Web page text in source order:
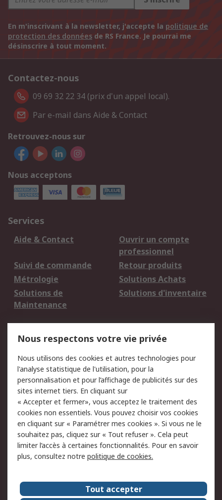
En m'inscrivant à la newsletter, j'accepte la politique de
protection des données de RS France. Je pourrai me
désinscrire à tout moment.
Contactez-nous
09 69 32 22 34 (prix d'un appel local).
Par e-mail dans Aide & Contact
Retrouvez-nous sur
Nous acceptons
Services
Aide & Contact
Ouvrir un compte
professionnel
Suivi de commande
Retour produits
Métrologie
Solutions Achats
Solutions de
Maintenance
Solutions d'inventaire
du site
Politique de protection
des données - Mise à
jour
Sécurité des E-mails
Conditions générales
de vente
Politique anti-
corruption
Campagnes marketing
A propos de RS
A propos de RS France
Evénements
Le groupe RS Group Plc
Presse
Nous respectons votre vie privée
Nous utilisons des cookies et autres technologies pour
l'analyse statistique de l'utilisation, pour la
personnalisation et pour l’affichage de publicités sur des
sites internet tiers. En cliquant sur
« Accepter et fermer», vous acceptez le traitement des
cookies non essentiels. Vous pouvez choisir vos cookies
en cliquant sur « Paramétrer mes cookies ». Si vous ne le
souhaitez pas, cliquez sur « Tout refuser ». Cela peut
limiter l’accès à certaines fonctionnalités. Pour en savoir
plus, consultez notre politique de cookies.
Tout accepter